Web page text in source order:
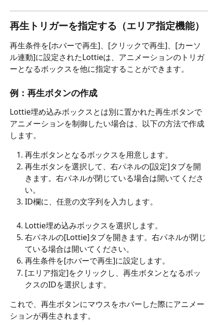
再生トリガーを指定する（エリア指定機能）
再生条件を[ホバーで再生]、[クリックで再生]、[カーソ
ル連動]に設定されたLottieは、アニメーションのトリガ
ーとなるボックスを他に指定することができます。
例：再生ボタンの作成
Lottie埋め込みボックスとは別に置かれた再生ボタンで
アニメーションを制御したい場合は、以下の方法で作成
します。
再生ボタンとなるボックスを用意します。
再生ボタンを選択して、右パネルの[設定]タブを開
きます。右パネルが閉じている場合は開いてくださ
い。
ID欄に、任意の文字列を入力します。
Lottie埋め込みボックスを選択します。
右パネルの[Lottie]タブを開きます。右パネルが閉じ
ている場合は開いてください。
再生条件を[ホバーで再生]に設定します。
[エリア指定]をクリックし、再生ボタンとなるボッ
クスのIDを選択します。
これで、再生ボタンにマウスをホバーした際にアニメー
ションが再生されます。